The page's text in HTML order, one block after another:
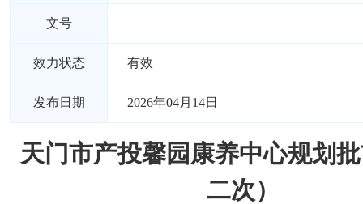
文号
效力状态 有效
发布日期 2026年04月14日
天门市产投馨园康养中心规划
二次）